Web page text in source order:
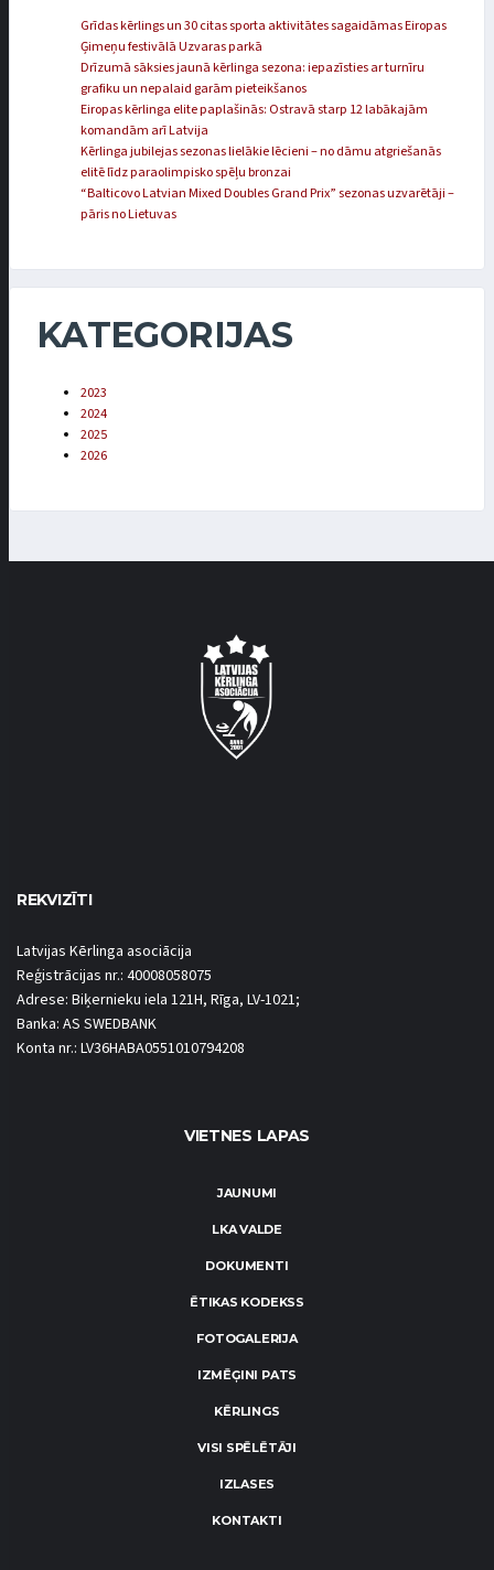
Grīdas kērlings un 30 citas sporta aktivitātes sagaidāmas Eiropas
Ģimeņu festivālā Uzvaras parkā
Drīzumā sāksies jaunā kērlinga sezona: iepazīsties ar turnīru
grafiku un nepalaid garām pieteikšanos
Eiropas kērlinga elite paplašinās: Ostravā starp 12 labākajām
komandām arī Latvija
Kērlinga jubilejas sezonas lielākie lēcieni – no dāmu atgriešanās
elitē līdz paraolimpisko spēļu bronzai
“Balticovo Latvian Mixed Doubles Grand Prix” sezonas uzvarētāji –
pāris no Lietuvas
KATEGORIJAS
2023
2024
2025
2026
REKVIZĪTI
Latvijas Kērlinga asociācija
Reģistrācijas nr.: 40008058075
Adrese: Biķernieku iela 121H, Rīga, LV-1021;
Banka: AS SWEDBANK
Konta nr.: LV36HABA0551010794208
VIETNES LAPAS
JAUNUMI
LKA VALDE
DOKUMENTI
ĒTIKAS KODEKSS
FOTOGALERIJA
IZMĒĢINI PATS
KĒRLINGS
VISI SPĒLĒTĀJI
IZLASES
KONTAKTI